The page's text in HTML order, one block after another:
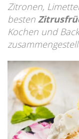
Zitronen,
besten
Kochen und